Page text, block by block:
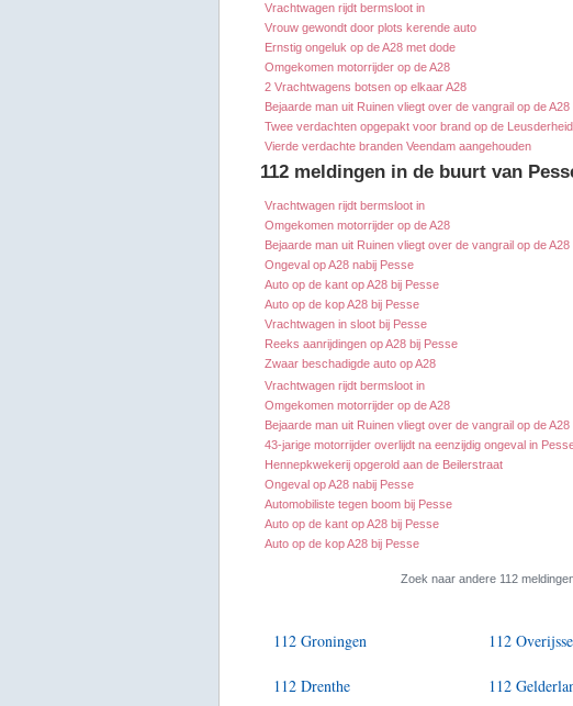
Vrachtwagen rijdt bermsloot in
Vrouw gewondt door plots kerende auto
Ernstig ongeluk op de A28 met dode
Omgekomen motorrijder op de A28
2 Vrachtwagens botsen op elkaar A28
Bejaarde man uit Ruinen vliegt over de vangrail op de
Twee verdachten opgepakt voor brand op de
Vierde verdachte branden Veendam aangehouden
112 meldingen in de buurt van
Vrachtwagen rijdt bermsloot in
Omgekomen motorrijder op de A28
Bejaarde man uit Ruinen vliegt over de vangrail op de
Ongeval op A28 nabij Pesse
Auto op de kant op A28 bij Pesse
Auto op de kop A28 bij Pesse
Vrachtwagen in sloot bij Pesse
Reeks aanrijdingen op A28 bij Pesse
Zwaar beschadigde auto op A28
Vrachtwagen rijdt bermsloot in
Omgekomen motorrijder op de A28
Bejaarde man uit Ruinen vliegt over de vangrail op de
43-jarige motorrijder overlijdt na eenzijdig ongeval in
Hennepkwekerij opgerold aan de Beilerstraat
Ongeval op A28 nabij Pesse
Automobiliste tegen boom bij Pesse
Auto op de kant op A28 bij Pesse
Auto op de kop A28 bij Pesse
Zoek naar andere 112
112 Groningen 112
112 Drenthe 112